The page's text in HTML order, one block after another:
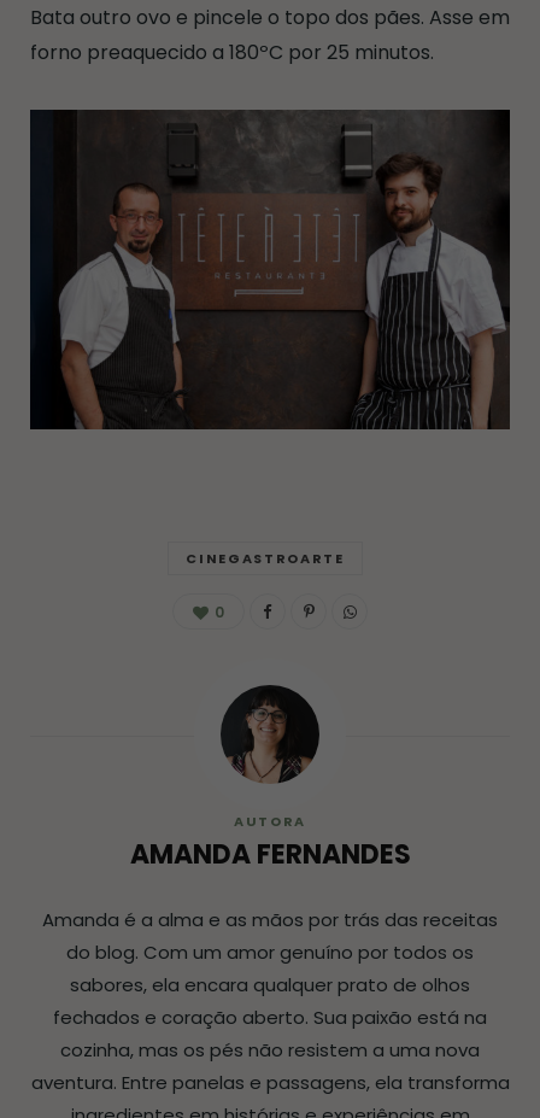
Bata outro ovo e pincele o topo dos pães. Asse em
forno preaquecido a 180ºC por 25 minutos.
CINEGASTROARTE
0
AUTORA
AMANDA FERNANDES
Amanda é a alma e as mãos por trás das receitas
do blog. Com um amor genuíno por todos os
sabores, ela encara qualquer prato de olhos
fechados e coração aberto. Sua paixão está na
cozinha, mas os pés não resistem a uma nova
aventura. Entre panelas e passagens, ela transforma